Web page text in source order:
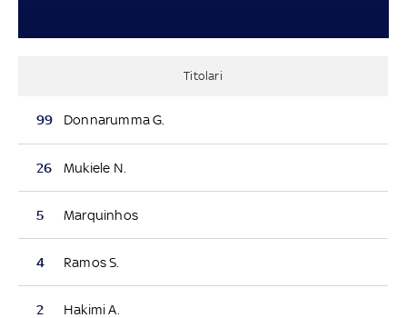
Titolari
99 Donnarumma G.
26 Mukiele N.
5 Marquinhos
4 Ramos S.
2 Hakimi A.